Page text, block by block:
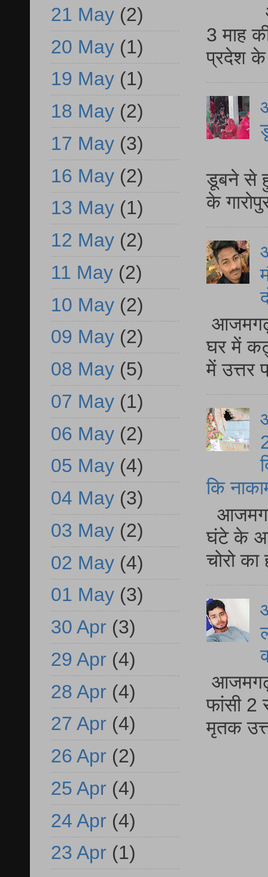
3 माह
प्रदेश
डूबने से
के
घर में
में
कि
घंटे के
चोरो
आजमगढ़
फांसी 2
मृतक
21 May (2)
20 May (1)
19 May (1)
18 May (2)
17 May (3)
16 May (2)
13 May (1)
12 May (2)
11 May (2)
10 May (2)
09 May (2)
08 May (5)
07 May (1)
06 May (2)
05 May (4)
04 May (3)
03 May (2)
02 May (4)
01 May (3)
30 Apr (3)
29 Apr (4)
28 Apr (4)
27 Apr (4)
26 Apr (2)
25 Apr (4)
24 Apr (4)
23 Apr (1)